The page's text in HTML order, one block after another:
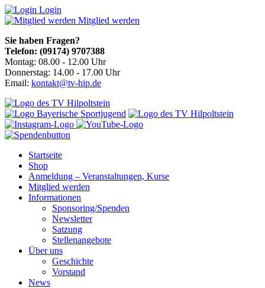
Login
Mitglied werden
Sie haben Fragen?
Telefon: (09174) 9707388
Montag: 08.00 - 12.00 Uhr
Donnerstag: 14.00 - 17.00 Uhr
Email: kontakt@tv-hip.de
Startseite
Shop
Anmeldung – Veranstaltungen, Kurse
Mitglied werden
Informationen
Sponsoring/Spenden
Newsletter
Satzung
Stellenangebote
Über uns
Geschichte
Vorstand
News